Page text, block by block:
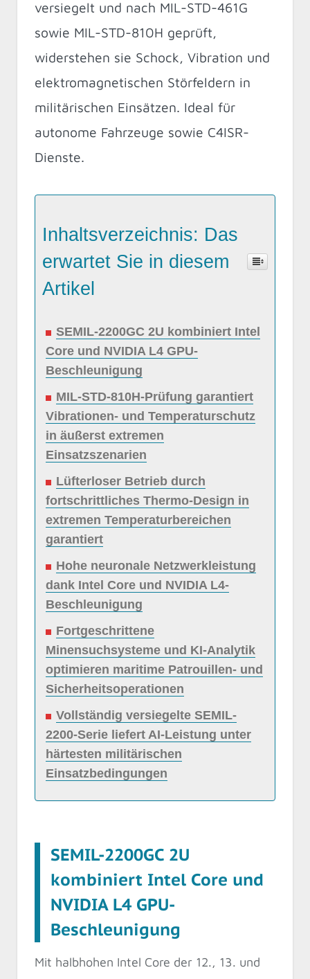
versiegelt und nach MIL-STD-461G
sowie MIL-STD-810H geprüft,
widerstehen sie Schock, Vibration und
elektromagnetischen Störfeldern in
militärischen Einsätzen. Ideal für
autonome Fahrzeuge sowie C4ISR-
Dienste.
Inhaltsverzeichnis: Das
erwartet Sie in diesem
Artikel
SEMIL-2200GC 2U kombiniert Intel
Core und NVIDIA L4 GPU-
Beschleunigung
MIL-STD-810H-Prüfung garantiert
Vibrationen- und Temperaturschutz
in äußerst extremen
Einsatzszenarien
Lüfterloser Betrieb durch
fortschrittliches Thermo-Design in
extremen Temperaturbereichen
garantiert
Hohe neuronale Netzwerkleistung
dank Intel Core und NVIDIA L4-
Beschleunigung
Fortgeschrittene
Minensuchsysteme und KI-Analytik
optimieren maritime Patrouillen- und
Sicherheitsoperationen
Vollständig versiegelte SEMIL-
2200-Serie liefert AI-Leistung unter
härtesten militärischen
Einsatzbedingungen
SEMIL-2200GC 2U
kombiniert Intel Core und
NVIDIA L4 GPU-
Beschleunigung
Mit halbhohen Intel Core der 12., 13. und